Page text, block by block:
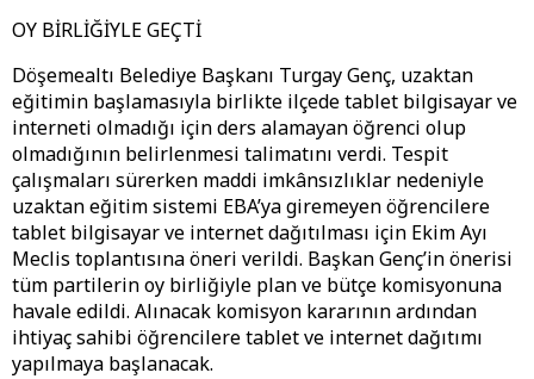
OY BİRLİĞİYLE GEÇTİ
Döşemealtı Belediye Başkanı Turgay Genç, uzaktan
eğitimin başlamasıyla birlikte ilçede tablet bilgisayar ve
interneti olmadığı için ders alamayan öğrenci olup
olmadığının belirlenmesi talimatını verdi. Tespit
çalışmaları sürerken maddi imkânsızlıklar nedeniyle
uzaktan eğitim sistemi EBA’ya giremeyen öğrencilere
tablet bilgisayar ve internet dağıtılması için Ekim Ayı
Meclis toplantısına öneri verildi. Başkan Genç’in önerisi
tüm partilerin oy birliğiyle plan ve bütçe komisyonuna
havale edildi. Alınacak komisyon kararının ardından
ihtiyaç sahibi öğrencilere tablet ve internet dağıtımı
yapılmaya başlanacak.